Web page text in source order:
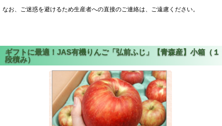
なお、ご迷惑を避けるため生産者への直接のご連絡は、ご遠慮ください。